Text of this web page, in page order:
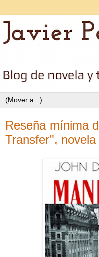
Reseña mínima
Transfer",